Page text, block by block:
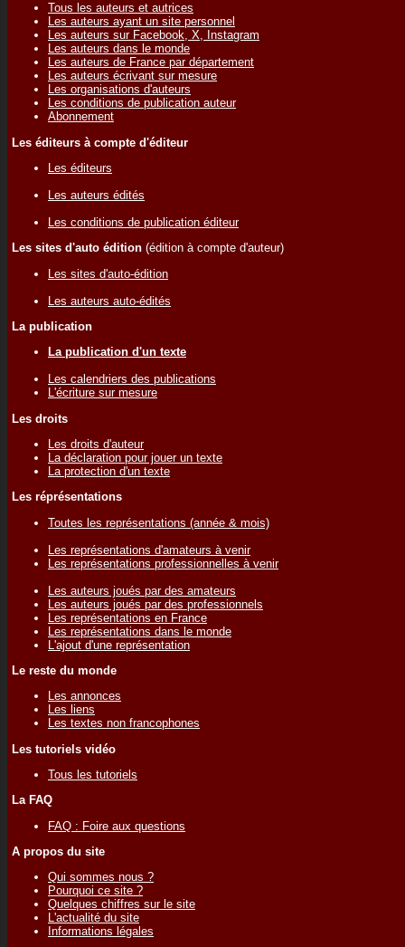
Tous les auteurs et autrices
Les auteurs ayant un site personnel
Les auteurs sur Facebook, X, Instagram
Les auteurs dans le monde
Les auteurs de France par département
Les auteurs écrivant sur mesure
Les organisations d'auteurs
Les conditions de publication auteur
Abonnement
Les éditeurs à compte d'éditeur
Les éditeurs
Les auteurs édités
Les conditions de publication éditeur
Les sites d'auto édition (édition à compte d'auteur)
Les sites d'auto-édition
Les auteurs auto-édités
La publication
La publication d'un texte
Les calendriers des publications
L'écriture sur mesure
Les droits
Les droits d'auteur
La déclaration pour jouer un texte
La protection d'un texte
Les réprésentations
Toutes les représentations (année & mois)
Les représentations d'amateurs à venir
Les représentations professionnelles à venir
Les auteurs joués par des amateurs
Les auteurs joués par des professionnels
Les représentations en France
Les représentations dans le monde
L'ajout d'une représentation
Le reste du monde
Les annonces
Les liens
Les textes non francophones
Les tutoriels vidéo
Tous les tutoriels
La FAQ
FAQ : Foire aux questions
A propos du site
Qui sommes nous ?
Pourquoi ce site ?
Quelques chiffres sur le site
L'actualité du site
Informations légales